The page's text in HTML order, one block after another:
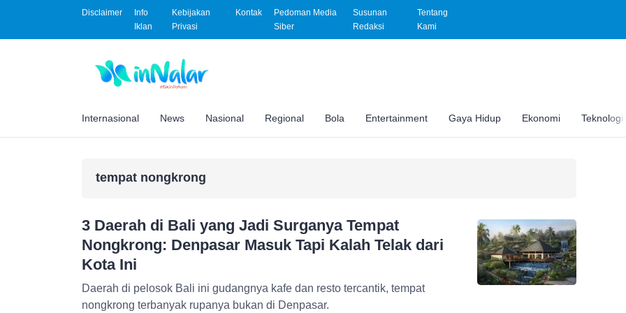
Disclaimer
Info
Iklan
Kebijakan
Privasi
Kontak
Pedoman Media
Siber
Susunan
Redaksi
Tentang
Kami
Internasional News Nasional Regional Bola Entertainment Gaya Hidup Ekonomi Teknologi
tempat nongkrong
3 Daerah di Bali yang Jadi Surganya Tempat
Nongkrong: Denpasar Masuk Tapi Kalah Telak dari
Kota Ini
Daerah di pelosok Bali ini gudangnya kafe dan resto tercantik, tempat
nongkrong terbanyak rupanya bukan di Denpasar.